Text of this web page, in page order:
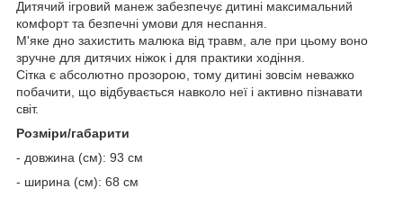
Дитячий ігровий манеж забезпечує дитині максимальний
комфорт та безпечні умови для неспання.
М'яке дно захистить малюка від травм, але при цьому воно
зручне для дитячих ніжок і для практики ходіння.
Сітка є абсолютно прозорою, тому дитині зовсім неважко
побачити, що відбувається навколо неї і активно пізнавати
світ.
Розміри/габарити
- довжина (см): 93 см
- ширина (см): 68 см